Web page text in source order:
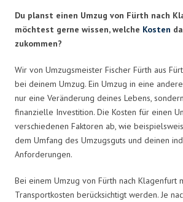
Du planst einen Umzug von Fürth nach
möchtest gerne wissen, welche Kosten
zukommen?
Wir von Umzugsmeister Fischer Fürth aus
bei deinem Umzug. Ein Umzug in eine
nur eine Veränderung deines Lebens,
finanzielle Investition. Die Kosten für einen
verschiedenen Faktoren ab, wie
dem Umfang des Umzugsguts und deinen
Anforderungen.
Bei einem Umzug von Fürth nach Klagenfurt
Transportkosten berücksichtigt werden. Je